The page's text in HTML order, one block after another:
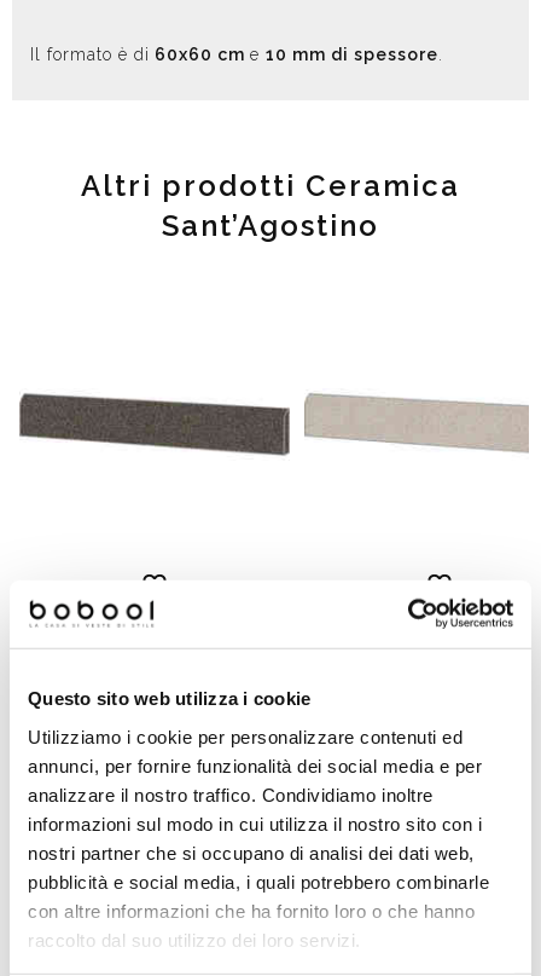
Questo sito web utilizza i cookie
Utilizziamo i cookie per personalizzare contenuti ed
annunci, per fornire funzionalità dei social media e per
analizzare il nostro traffico. Condividiamo inoltre
informazioni sul modo in cui utilizza il nostro sito con i
nostri partner che si occupano di analisi dei dati web,
pubblicità e social media, i quali potrebbero combinarle
con altre informazioni che ha fornito loro o che hanno
raccolto dal suo utilizzo dei loro servizi.
Il formato è di 60x60 cm e 10 mm di spessore
Altri prodotti Ceramica
Sant’Agostino
Battiscopa effetto graniglia di
marmo, in gres porcellanato opaco
Dark 7,3x60 cm - Newdecò,
Battiscopa effetto graniglia
marmo, in gres porcellanato
Pearl 7,3x60 cm - Newdecò,
Prodotti simili
-54%